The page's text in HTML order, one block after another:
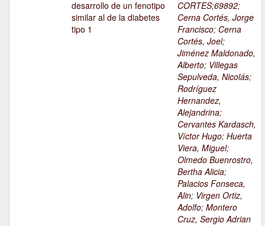
desarrollo de un fenotipo
similar al de la diabetes
tipo 1
CORTES;69892;
Cerna Cortés, Jorge
Francisco; Cerna
Cortés, Joel;
Jiménez Maldonado,
Alberto; Villegas
Sepulveda, Nicolás;
Rodríguez
Hernandez,
Alejandrina;
Cervantes Kardasch,
Víctor Hugo; Huerta
Viera, Miguel;
Olmedo Buenrostro,
Bertha Alicia;
Palacios Fonseca,
Alin; Virgen Ortiz,
Adolfo; Montero
Cruz, Sergio Adrian